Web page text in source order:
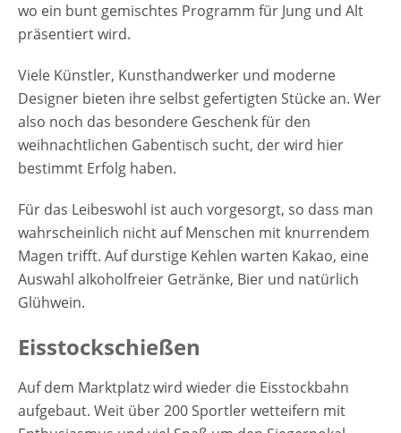
wo ein bunt gemischtes Programm für Jung und Alt
präsentiert wird.
Viele Künstler, Kunsthandwerker und moderne
Designer bieten ihre selbst gefertigten Stücke an. Wer
also noch das besondere Geschenk für den
weihnachtlichen Gabentisch sucht, der wird hier
bestimmt Erfolg haben.
Für das Leibeswohl ist auch vorgesorgt, so dass man
wahrscheinlich nicht auf Menschen mit knurrendem
Magen trifft. Auf durstige Kehlen warten Kakao, eine
Auswahl alkoholfreier Getränke, Bier und natürlich
Glühwein.
Eisstockschießen
Auf dem Marktplatz wird wieder die Eisstockbahn
aufgebaut. Weit über 200 Sportler wetteifern mit